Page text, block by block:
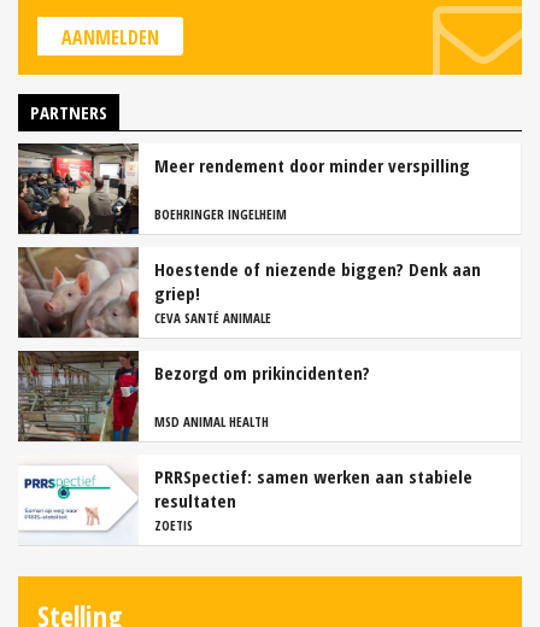
AANMELDEN
PARTNERS
Meer rendement door minder verspilling
BOEHRINGER INGELHEIM
Hoestende of niezende biggen? Denk aan
griep!
CEVA SANTÉ ANIMALE
Bezorgd om prikincidenten?
MSD ANIMAL HEALTH
PRRSpectief: samen werken aan stabiele
resultaten
ZOETIS
Stelling